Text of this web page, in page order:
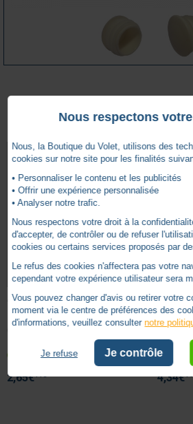
Autres produits - Pièces
AXE CARRE DE 13
en stock
2,65€
AXE
en
4,34€
Nous respectons
Nous, la Boutique du Volet, utilisons des
cookies sur notre site pour les finalités
• Personnaliser le contenu et les publicités
• Offrir une expérience personnalisée
• Analyser notre trafic.
Nous respectons votre droit à la
d'accepter, de contrôler ou de refuser
cookies ou certains services proposés par
Le refus des cookies n'affectera pas votre
cependant votre expérience utilisateur sera
Vous pouvez changer d'avis ou retirer votre
moment via le centre de préférences des
d'informations, veuillez consulter notre
Je refuse Je contrôle